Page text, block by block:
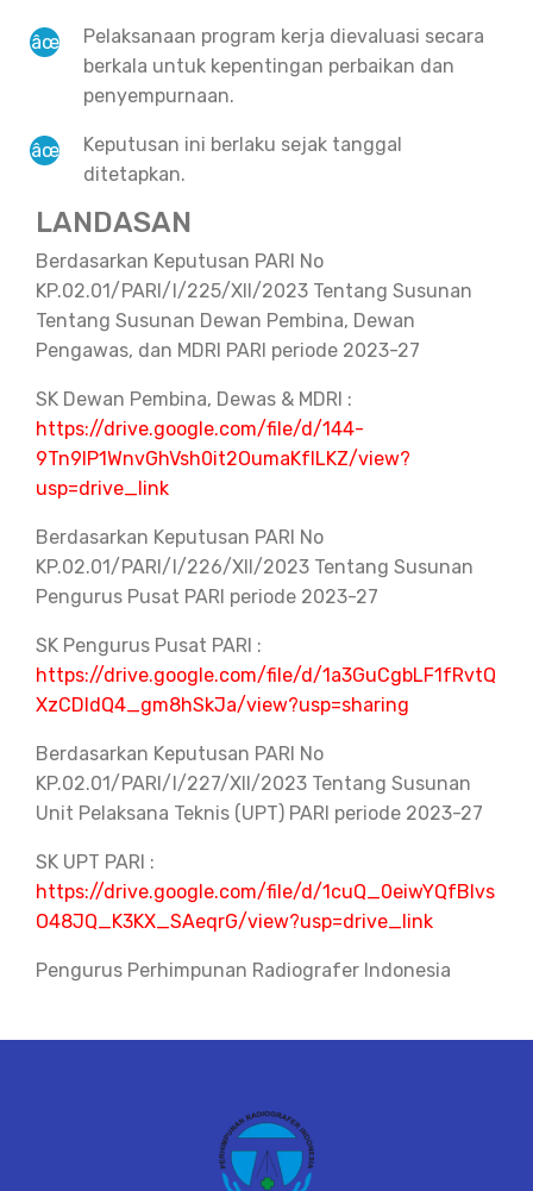
Pelaksanaan program kerja dievaluasi secara
berkala untuk kepentingan perbaikan dan
penyempurnaan.
Keputusan ini berlaku sejak tanggal
ditetapkan.
LANDASAN
Berdasarkan Keputusan PARI No
KP.02.01/PARI/I/225/XII/2023 Tentang Susunan
Tentang Susunan Dewan Pembina, Dewan
Pengawas, dan MDRI PARI periode 2023-27
SK Dewan Pembina, Dewas & MDRI :
https://drive.google.com/file/d/144-
9Tn9IP1WnvGhVsh0it2OumaKfILKZ/view?
usp=drive_link
Berdasarkan Keputusan PARI No
KP.02.01/PARI/I/226/XII/2023 Tentang Susunan
Pengurus Pusat PARI periode 2023-27
SK Pengurus Pusat PARI :
https://drive.google.com/file/d/1a3GuCgbLF1fRvtQ
XzCDldQ4_gm8hSkJa/view?usp=sharing
Berdasarkan Keputusan PARI No
KP.02.01/PARI/I/227/XII/2023 Tentang Susunan
Unit Pelaksana Teknis (UPT) PARI periode 2023-27
SK UPT PARI :
https://drive.google.com/file/d/1cuQ_0eiwYQfBlvs
O48JQ_K3KX_SAeqrG/view?usp=drive_link
Pengurus Perhimpunan Radiografer Indonesia